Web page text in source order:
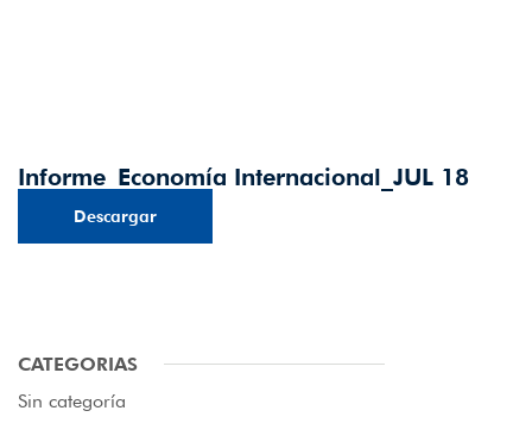
Informe_Economía Internacional_JUL 18
Descargar
CATEGORIAS
Sin categoría